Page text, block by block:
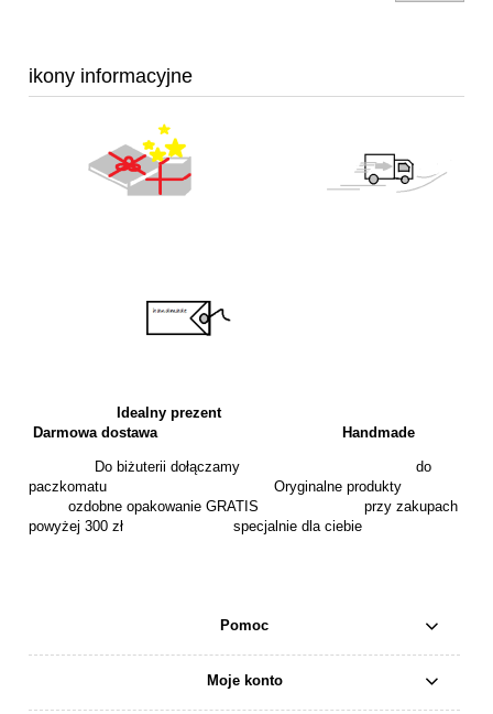
ikony informacyjne
Idealny prezent
Darmowa dostawa
Handmade
Do biżuterii dołączamy do
paczkomatu Oryginalne produkty
ozdobne opakowanie GRATIS przy zakupach
powyżej 300 zł specjalnie dla ciebie
Pomoc
Moje konto